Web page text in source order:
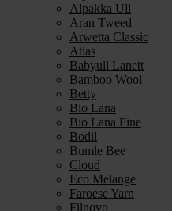
Alpakka Ull
Aran Tweed
Arwetta Classic
Atlas
Babyull Lanett
Bamboo Wool
Betty
Bio Lana
Bio Lana Fine
Bodil
Bumle Bee
Cloud
Eco Melange
Faroese Yarn
Filnovo